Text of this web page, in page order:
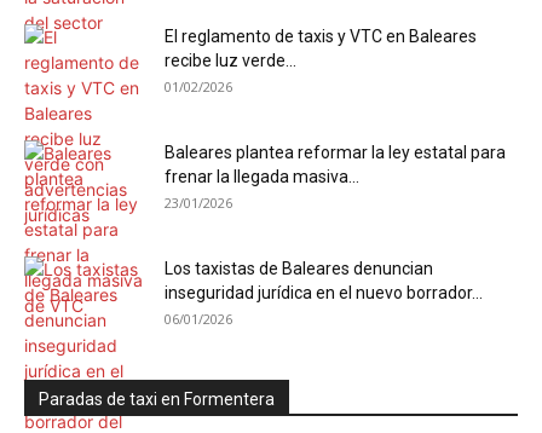
El reglamento de taxis y VTC en Baleares
recibe luz verde...
01/02/2026
Baleares plantea reformar la ley estatal para
frenar la llegada masiva...
23/01/2026
Los taxistas de Baleares denuncian
inseguridad jurídica en el nuevo borrador...
06/01/2026
Paradas de taxi en Formentera